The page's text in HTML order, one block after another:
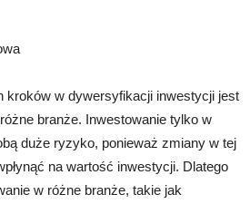
kroków w dywersyfikacji inwestycji jest
branże. Inwestowanie tylko w
duże ryzyko, ponieważ zmiany w tej
na wartość inwestycji. Dlatego
w różne branże, takie jak